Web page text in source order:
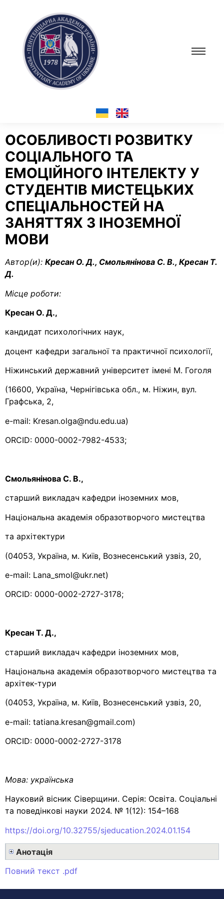
ОСОБЛИВОСТІ РОЗВИТКУ
СОЦІАЛЬНОГО ТА
ЕМОЦІЙНОГО ІНТЕЛЕКТУ У
СТУДЕНТІВ МИСТЕЦЬКИХ
СПЕЦІАЛЬНОСТЕЙ НА
ЗАНЯТТЯХ З ІНОЗЕМНОЇ
МОВИ
Автор(и): Кресан О. Д., Смольянінова С. В., Кресан Т.
Д.
Місце роботи:
Кресан О. Д.,
кандидат психологічних наук,
доцент кафедри загальної та практичної психології,
Ніжинський державний університет імені М. Гоголя
(16600, Україна, Чернігівська обл., м. Ніжин, вул.
Графська, 2,
e-mail: Kresan.olga@ndu.edu.ua)
ORCID: 0000-0002-7982-4533;
Смольянінова С. В.,
старший викладач кафедри іноземних мов,
Національна академія образотворчого мистецтва
та архітектури
(04053, Україна, м. Київ, Вознесенський узвіз, 20,
e-mail: Lana_smol@ukr.net)
ORCID: 0000-0002-2727-3178;
Кресан Т. Д.,
старший викладач кафедри іноземних мов,
Національна академія образотворчого мистецтва та
архітек-тури
(04053, Україна, м. Київ, Вознесенський узвіз, 20,
e-mail: tatiana.kresan@gmail.com)
ORCID: 0000-0002-2727-3178
Мова: українська
Науковий вісник Сіверщини. Серія: Освіта. Соціальні
та поведінкові науки 2024. № 1(12): 154–168
https://doi.org/10.32755/sjeducation.2024.01.154
Анотація
Повний текст .pdf